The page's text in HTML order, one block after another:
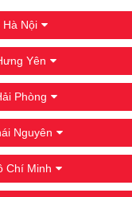
Hà Nội
Yên
Phòng
Nguyên
Chí Minh